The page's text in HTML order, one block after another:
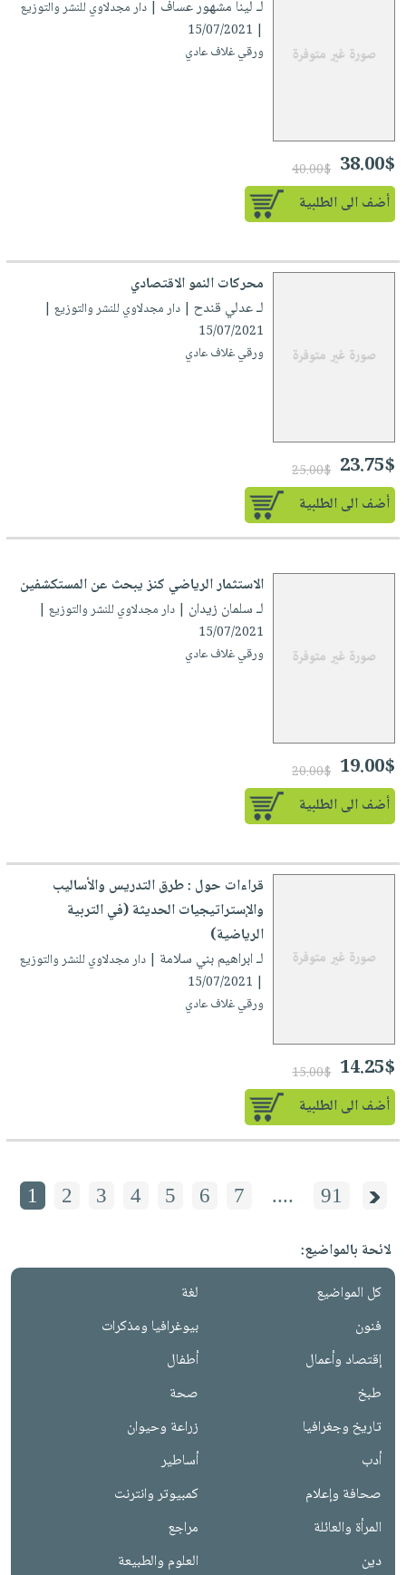
لـ لينا مشهور عساف | دار مجدلاوي للنشر والتوزيع
| 15/07/2021
ورقي غلاف عادي
38.00$
40.00$
أضف الى الطلبية
محركات النمو الاقتصادي
لـ عدلي قندح| دار مجدلاوي للنشر والتوزيع |
15/07/2021
ورقي غلاف عادي
23.75$
25.00$
أضف الى الطلبية
الاستثمار الرياضي كنز يبحث عن المستكشفين
لـ سلمان زيدان | دار مجدلاوي للنشر والتوزيع |
15/07/2021
ورقي غلاف عادي
19.00$
20.00$
أضف الى الطلبية
قراءات حول : طرق التدريس والأساليب
والإستراتيجيات الحديثة (في التربية
الرياضية)
لـ ابراهيم بني سلامة | دار مجدلاوي للنشر والتوزيع
| 15/07/2021
ورقي غلاف عادي
14.25$
15.00$
أضف الى الطلبية
1 2 3 4 5 6 7 .... 91
لائحة بالمواضيع:
كل المواضيع
لغة
فنون
بيوغرافيا ومذكرات
إقتصاد وأعمال
أطفال
طبخ
صحة
تاريخ وجغرافيا
زراعة وحيوان
أدب
أساطير
صحافة وإعلام
كمبيوتر وانترنت
المرأة والعائلة
مراجع
دين
العلوم والطبيعة